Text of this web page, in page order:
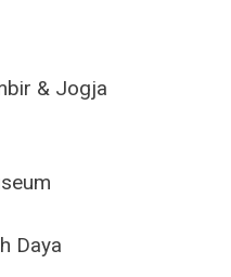
& Jogja
Daya